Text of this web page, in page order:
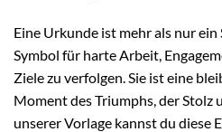
Eine Urkunde ist mehr als nur ein
Symbol für harte Arbeit,
Ziele zu verfolgen. Sie ist eine
Moment des Triumphs, der
unserer Vorlage kannst du diese